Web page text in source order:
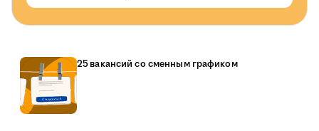
25 вакансий со сменным графиком